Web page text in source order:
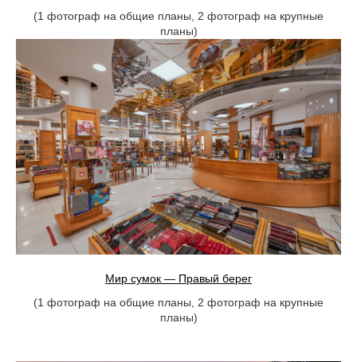
(1 фотограф на общие планы, 2 фотограф на крупные
планы)
Мир сумок — Правый берег
(1 фотограф на общие планы, 2 фотограф на крупные
планы)